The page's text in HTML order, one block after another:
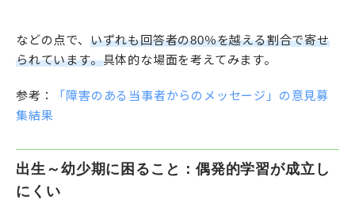
などの点で、 いずれも回答者の80％を越える割合で寄せ
られています。具体的な場面を考えてみます。
参考：
「障害のある当事者からのメッセージ」の意見募
集結果
出生～幼少期に困ること：偶発的学習が成立し
にくい